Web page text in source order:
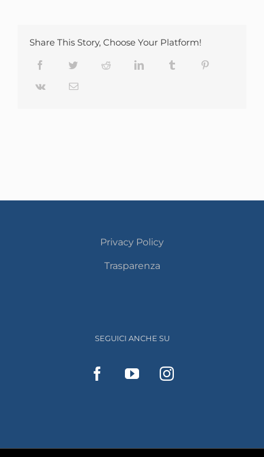
Share This Story, Choose Your Platform!
Facebook Twitter Reddit LinkedIn Tumblr
Vk Email
Privacy Policy
Trasparenza
SEGUICI ANCHE SU